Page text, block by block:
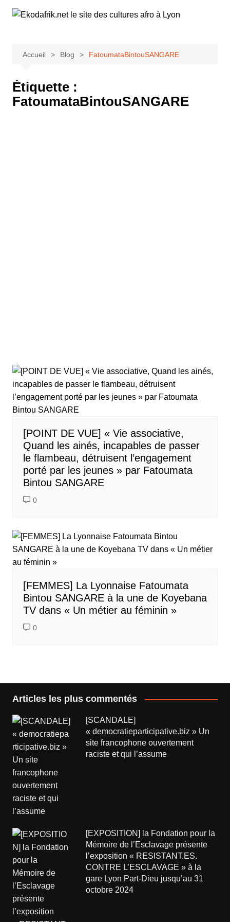
Accueil Blog FatoumataBintouSANGARE
Étiquette :
FatoumataBintouSANGARE
[POINT DE VUE] « Vie associative,
Quand les ainés, incapables de passer
le flambeau, détruisent l’engagement
porté par les jeunes » par Fatoumata
Bintou SANGARE
0
[FEMMES] La Lyonnaise Fatoumata
Bintou SANGARE à la une de Koyebana
TV dans « Un métier au féminin »
0
Articles les plus commentés
[SCANDALE]
« democratieparticipative.biz » Un
site francophone ouvertement
raciste et qui l’assume
[EXPOSITION] la Fondation pour la
Mémoire de l’Esclavage présente
l’exposition « RESISTANT.ES.
CONTRE L’ESCLAVAGE » à la
gare Lyon Part-Dieu jusqu’au 31
octobre 2024